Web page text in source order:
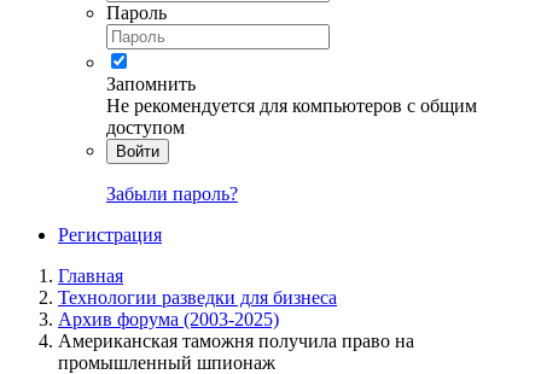
Пароль
Запомнить
Не рекомендуется для компьютеров с общим
доступом
Войти
Забыли пароль?
Регистрация
Главная
Технологии разведки для бизнеса
Архив форума (2003-2025)
Американская таможня получила право на
промышленный шпионаж